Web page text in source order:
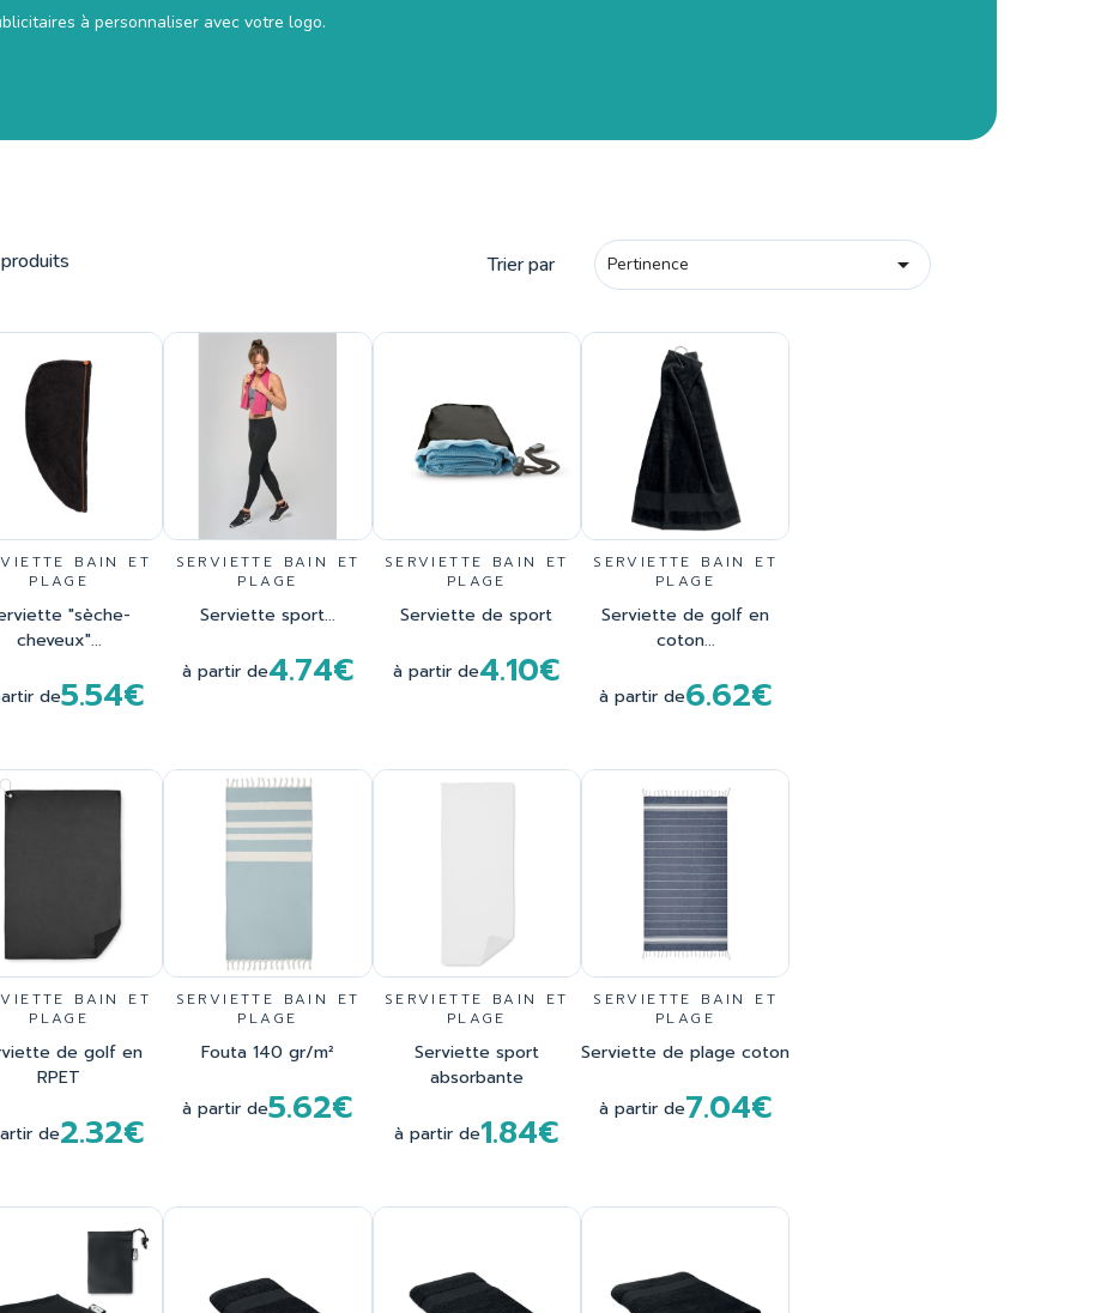
à personnaliser avec votre logo.
Trier par Pertinence 
BAIN ET
PLAGE
"sèche-
cheveux"...
de5.54€
SERVIETTE BAIN ET
PLAGE
Serviette sport...
à partir de4.74€
SERVIETTE BAIN ET
PLAGE
Serviette de sport
à partir de4.10€
SERVIETTE BAIN ET
PLAGE
Serviette de golf en
coton...
à partir de6.62€
BAIN ET
PLAGE
de golf en
RPET
de2.32€
SERVIETTE BAIN ET
PLAGE
Fouta 140 gr/m²
à partir de5.62€
SERVIETTE BAIN ET
PLAGE
Serviette sport
absorbante
à partir de1.84€
SERVIETTE BAIN ET
PLAGE
Serviette de plage coton
à partir de7.04€